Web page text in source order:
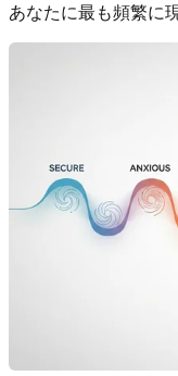
あなたに最も頻繁に